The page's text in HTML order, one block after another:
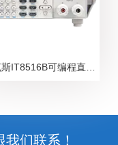
们联系！